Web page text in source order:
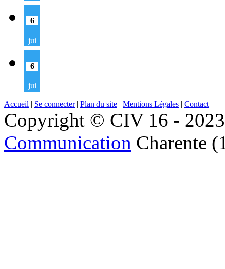
6
jui
6
jui
Accueil | Se connecter| Plan du site | Mentions Légales | Contact
Copyright © CIV 16 -
Communication Charente